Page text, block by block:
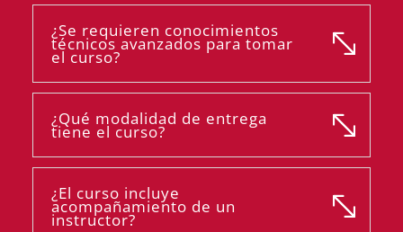
¿Se requieren conocimientos
técnicos avanzados para tomar
el curso?
¿Qué modalidad de entrega
tiene el curso?
¿El curso incluye
acompañamiento de un
instructor?